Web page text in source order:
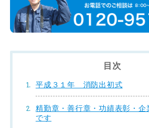
目次
平成３１年 消防出初式
精勤章・善行章・功績表彰・企
です